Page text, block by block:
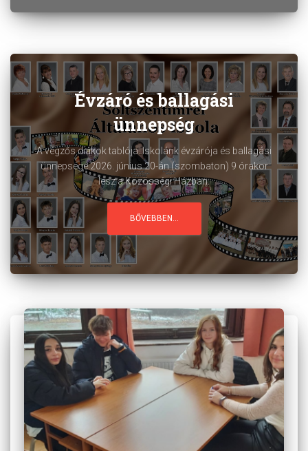
Évzáró és ballagási
ünnepség
A végzős diákok tablója. Iskolánk évzárója és ballagási
ünnepsége 2026. június 20-án (szombaton) 9 órakor
lesz a Közösségi Házban.
BŐVEBBEN...